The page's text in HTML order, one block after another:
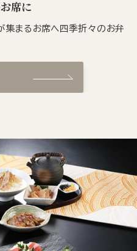
席に
集まるお席へ四季折々のお弁